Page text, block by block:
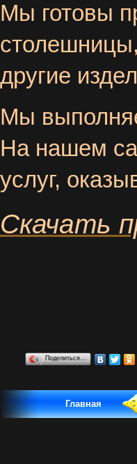
Мы готовы
другие
Мы
На нашем
услуг,
Скачать
Поделиться…
Главная